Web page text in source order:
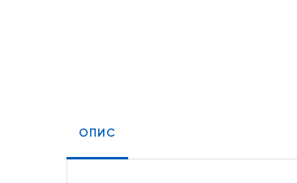
ОПИС